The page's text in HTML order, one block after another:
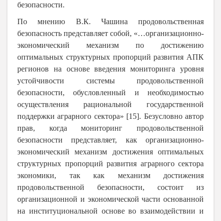
безопасности.
По мнению В.К. Чашина продовольственная
безопасность представляет собой, «…организационно-
экономический механизм по достижению
оптимальных структурных пропорций развития АПК
регионов на основе введения мониторинга уровня
устойчивости системы продовольственной
безопасности, обусловленный и необходимостью
осуществления рациональной государственной
поддержки аграрного сектора» [15]. Безусловно автор
прав, когда мониторинг продовольственной
безопасности представляет, как организационно-
экономический механизм достижения оптимальных
структурных пропорций развития аграрного сектора
экономики, так как механизм достижения
продовольственной безопасности, состоит из
организационной и экономической части основанной
на институциональной основе во взаимодействии и